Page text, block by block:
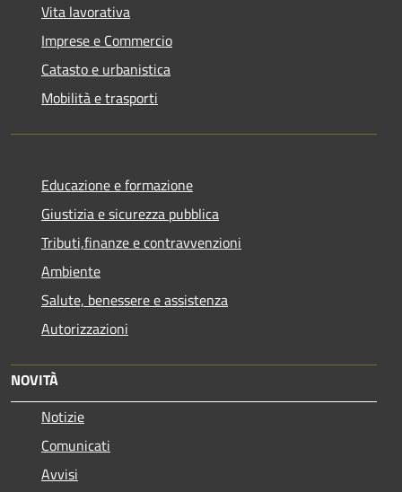
Vita lavorativa
Imprese e Commercio
Catasto e urbanistica
Mobilità e trasporti
Educazione e formazione
Giustizia e sicurezza pubblica
Tributi,finanze e contravvenzioni
Ambiente
Salute, benessere e assistenza
Autorizzazioni
NOVITÀ
Notizie
Comunicati
Avvisi